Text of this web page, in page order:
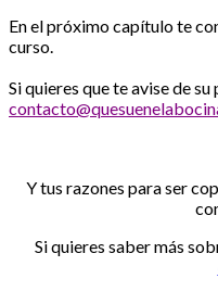
En el próximo capítulo te
curso.
Si quieres que te avise de
Y tus razones para ser
Si quieres saber más